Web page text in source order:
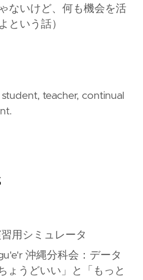
ないけど、何も機会を活
という話）
teacher, continual
用シミュレータ
沖縄分科会：データ
ょうどいい」と「もっと